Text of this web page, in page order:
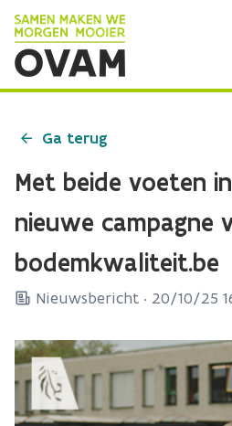
Skip to Main Content
Ga terug
Met beide voeten
nieuwe campagne
bodemkwaliteit.be
Nieuwsbericht · 20/10/25